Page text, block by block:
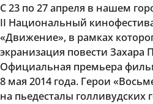
С 23 по 27 апреля в нашем
II Национальный
«Движение», в рамках
экранизация повести Захара
Официальная премьера
8 мая 2014 года. Герои
на пьедесталы голливудских